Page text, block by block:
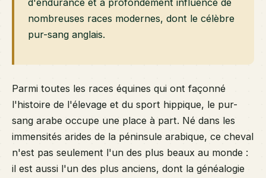
d'endurance et a profondément influencé de
nombreuses races modernes, dont le célèbre
pur-sang anglais.
Parmi toutes les races équines qui ont façonné
l'histoire de l'élevage et du sport hippique, le pur-
sang arabe occupe une place à part. Né dans les
immensités arides de la péninsule arabique, ce cheval
n'est pas seulement l'un des plus beaux au monde :
il est aussi l'un des plus anciens, dont la généalogie